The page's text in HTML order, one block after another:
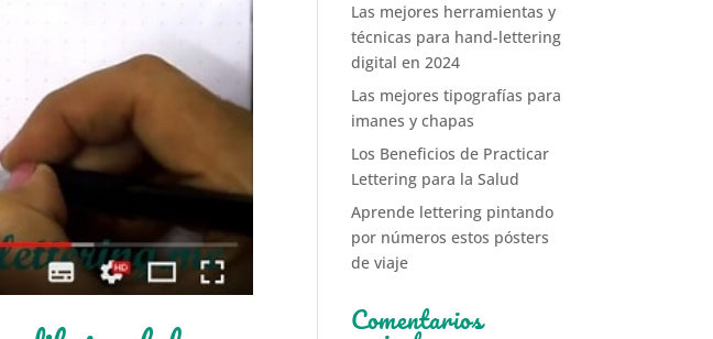
Las mejores herramientas y
técnicas para hand-lettering
digital en 2024
Las mejores tipografías para
imanes y chapas
Los Beneficios de Practicar
Lettering para la Salud
Aprende lettering pintando
por números estos pósters
de viaje
Comentarios